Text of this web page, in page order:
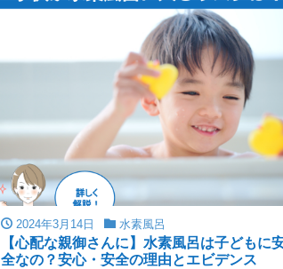
2024年3月14日 水素風呂
【心配な親御さんに】水素風呂は子どもに
全なの？安心・安全の理由とエビデンス